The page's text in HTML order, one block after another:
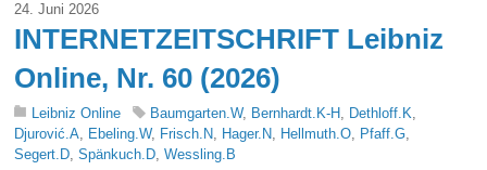
24. Juni 2026
INTERNETZEITSCHRIFT Leibniz
Online, Nr. 60 (2026)
Leibniz Online Baumgarten.W, Bernhardt.K-H , Dethloff.K,
Djurović.A, Ebeling.W, Frisch.N, Hager.N, Hellmuth.O, Pfaff.G,
Segert.D,Spänkuch.D,Wessling.B